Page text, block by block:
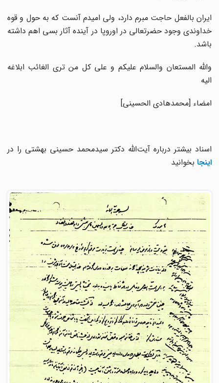
ایران بالفعل حاجت مبرم دارد، ولی امیدم آنست که به حول و قوه
خداوندی وجود حضرتعالی در اوروپا در آینده آثار بسی اهم داشته
باشد.
والله المستعان والسلام علیکم و علی کل من تری الغائب ابلاغه
الیه
امضاء [محمدهادی الحسینی]
اسناد بیشتر درباره آیت‌الله دکتر سیدمحمد حسینی بهشتی را در
اینجابخوانید